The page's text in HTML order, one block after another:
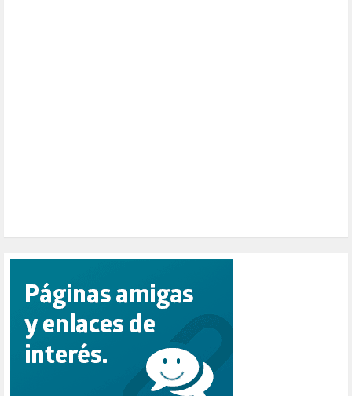
PUERTO DE VALENCIA (1)
RACISMO (1)
RELIGIÓN (114)
REPUBLICA (1)
SALUD (108)
SENSIBILIZACIÓN (576)
SINDICATOS (12)